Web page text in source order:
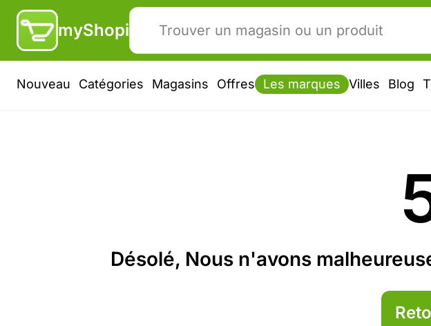
myShopi
Nouveau Catégories Magasins Offres Les marques Villes Blog
Désolé, Nous n'avons